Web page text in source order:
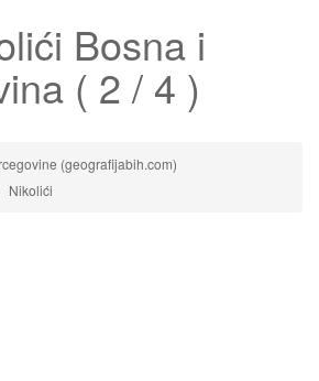
Bosna i
( 2 / 4 )
(geografijabih.com)
Nikolići